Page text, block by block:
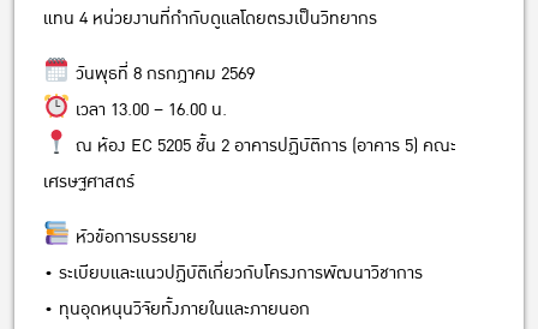
แทน 4 หน่วยงานที่กำกับดูแลโดยตรงเป็นวิทยากร
วันพุธที่ 8 กรกฎาคม 2569
เวลา 13.00 – 16.00 น.
ณ ห้อง EC 5205 ชั้น 2 อาคารปฏิบัติการ (อาคาร 5) คณะ
เศรษฐศาสตร์
หัวข้อการบรรยาย
• ระเบียบและแนวปฏิบัติเกี่ยวกับโครงการพัฒนาวิชาการ
• ทุนอุดหนุนวิจัยทั้งภายในและภายนอก